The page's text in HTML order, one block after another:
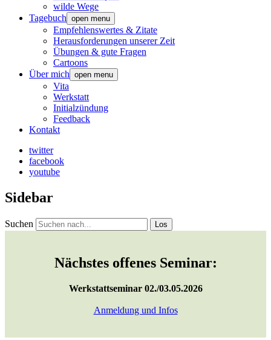
wilde Wege
Tagebuch open menu
Empfehlenswertes & Zitate
Herausforderungen unserer Zeit
Übungen & gute Fragen
Cartoons
Über mich open menu
Vita
Werkstatt
Initialzündung
Feedback
Kontakt
twitter
facebook
youtube
Sidebar
Suchen
Nächstes offenes Seminar:
Werkstattseminar 02./03.05.2026
Anmeldung und Infos